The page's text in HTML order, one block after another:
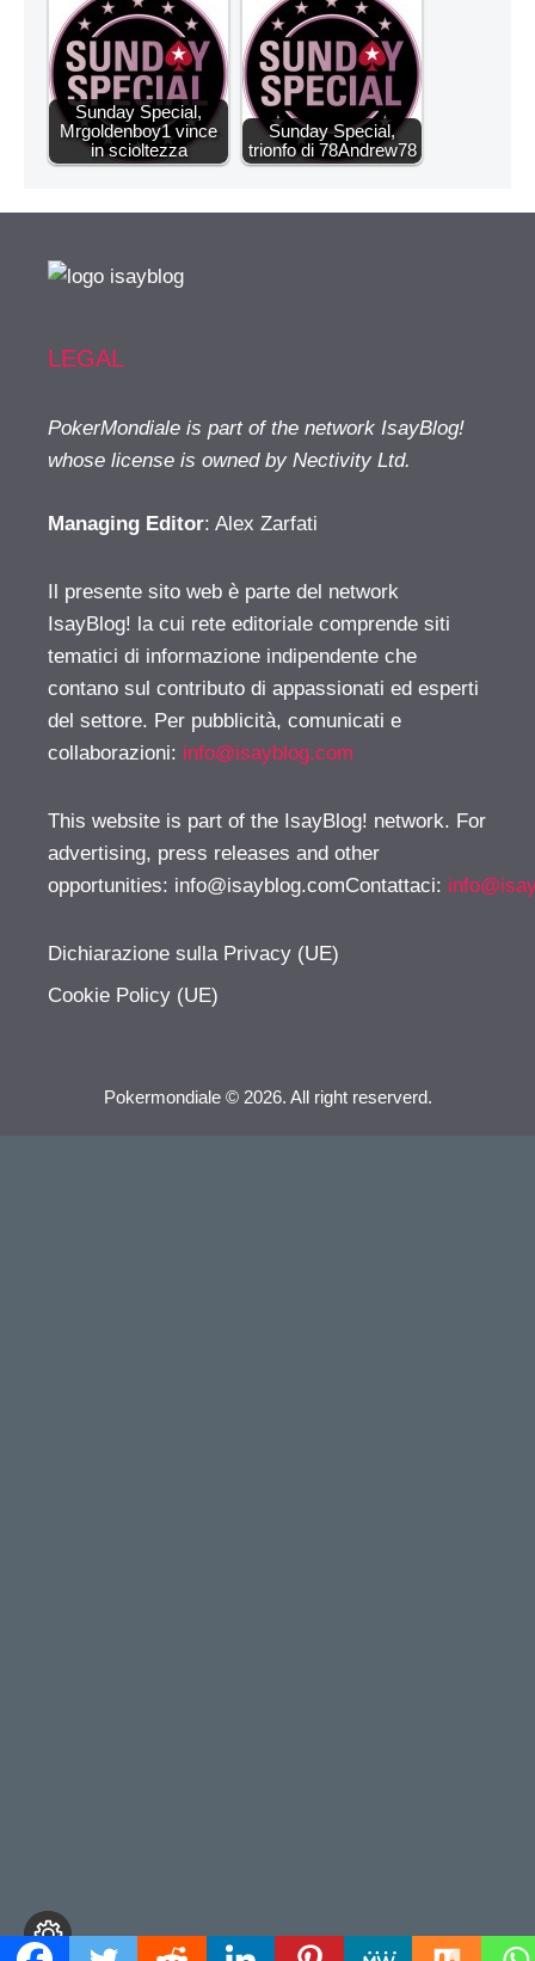
Sunday Special,
Mrgoldenboy1 vince
in scioltezza
Sunday Special,
trionfo di 78Andrew78
LEGAL
PokerMondiale is part of the network IsayBlog!
whose license is owned by Nectivity Ltd.
Managing Editor: Alex Zarfati
Il presente sito web è parte del network
IsayBlog! la cui rete editoriale comprende siti
tematici di informazione indipendente che
contano sul contributo di appassionati ed esperti
del settore. Per pubblicità, comunicati e
collaborazioni: info@isayblog.com
This website is part of the IsayBlog! network. For
advertising, press releases and other
opportunities: info@isayblog.comContattaci:
Dichiarazione sulla Privacy (UE)
Cookie Policy (UE)
Pokermondiale © 2026. All right reserverd.